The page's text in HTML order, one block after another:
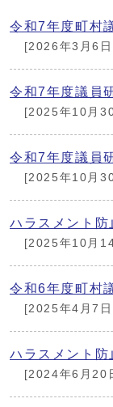
令和7年度町村
[2026年3月6日
令和7年度議員
[2025年10月
令和7年度議員
[2025年10月
ハラスメント防
[2025年10月
令和6年度町村
[2025年4月7日
ハラスメント防
[2024年6月20